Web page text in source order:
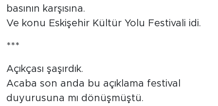
basının karşısına.
Ve konu Eskişehir Kültür Yolu Festivali idi.
***
Açıkçası şaşırdık.
Acaba son anda bu açıklama festival
duyurusuna mı dönüşmüştü.